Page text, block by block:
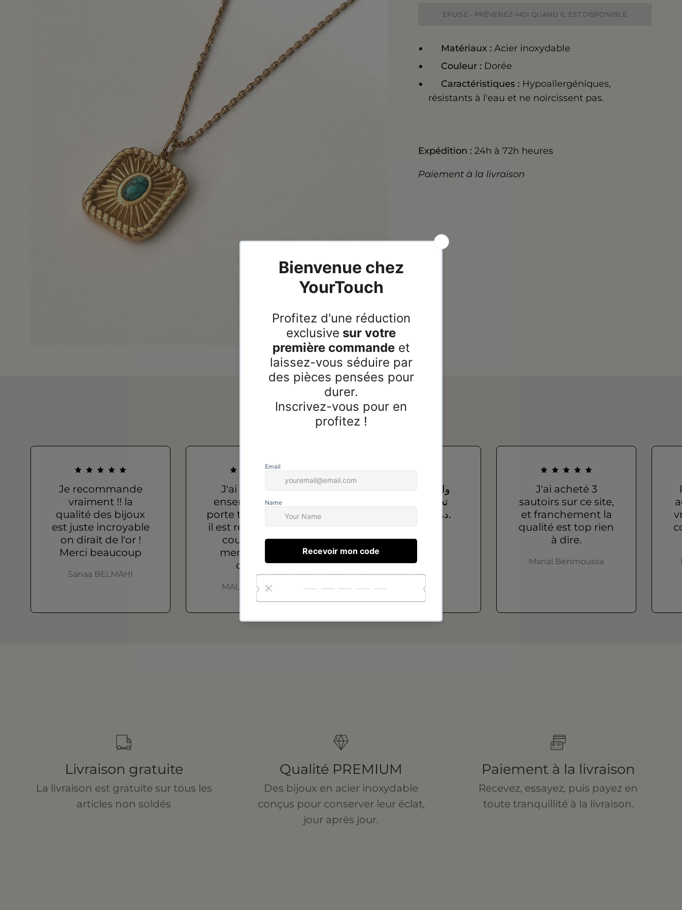
ÉPUISÉ - PRÉVENEZ-MOI QUAND IL EST DISPONIBLE
Matériaux : Acier inoxydable
Couleur : Dorée
Caractéristiques : Hypoallergéniques,
résistants à l'eau et ne noircissent pas.
Expédition : 24h à 72h heures
Paiement à la livraison
Avis de nos clients
Je recommande
vraiment !! la
qualité des bijoux
est juste incroyable
on dirait de l'or !
Merci beaucoup
Sanaa BELMAHI
J'ai acheté un
ensemble que je
porte tous les jours,
il est resté intact, la
couleur est la
meme, bonne
qualité !
MALAK Bouldine
واعرين، إلا شفتيهم
تحلفي عليهم حتى
دهب… شكراً بزاف.
J'ai acheté 3
sautoirs sur ce site,
et franchement la
qualité est top rien
à dire.
Manal Benmoussa
Livraison gratuite
La livraison est gratuite sur tous les
articles non soldés
Qualité PREMIUM
Des bijoux en acier inoxydable
conçus pour conserver leur éclat,
jour après jour.
Paiement à la livraison
Recevez, essayez, puis payez en
toute tranquillité à la livraison.